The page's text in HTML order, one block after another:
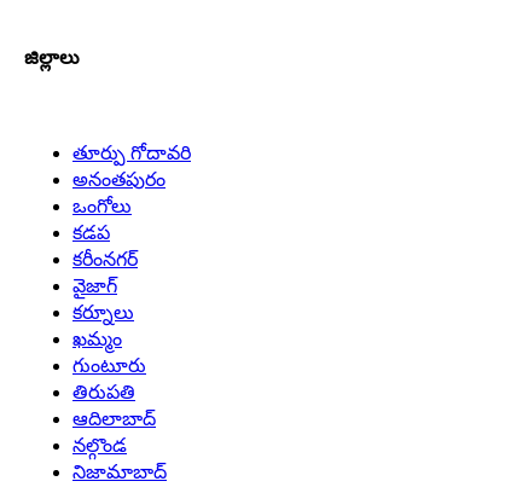
జిల్లాలు
తూర్పు గోదావరి
అనంతపురం
ఒంగోలు
కడప
కరీంనగర్
వైజాగ్
కర్నూలు
ఖమ్మం
గుంటూరు
తిరుపతి
ఆదిలాబాద్
నల్గొండ
నిజామాబాద్